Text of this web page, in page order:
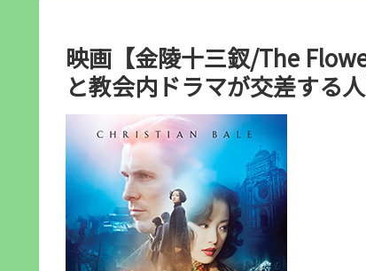
映画【金陵十三釵/The
と教会内ドラマが交差する